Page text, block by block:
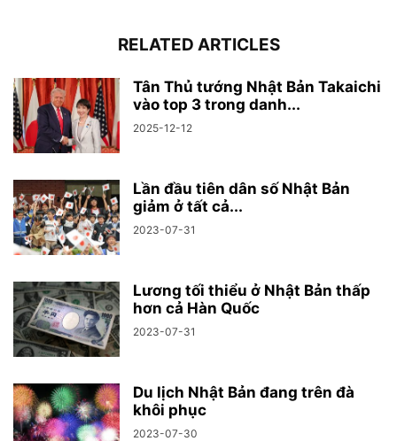
RELATED ARTICLES
Tân Thủ tướng Nhật Bản Takaichi
vào top 3 trong danh...
2025-12-12
Lần đầu tiên dân số Nhật Bản
giảm ở tất cả...
2023-07-31
Lương tối thiểu ở Nhật Bản thấp
hơn cả Hàn Quốc
2023-07-31
Du lịch Nhật Bản đang trên đà
khôi phục
2023-07-30